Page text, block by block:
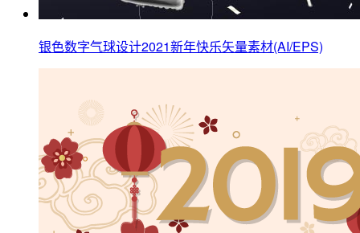
银色数字气球设计2021新年快乐矢量素材(AI/EPS)